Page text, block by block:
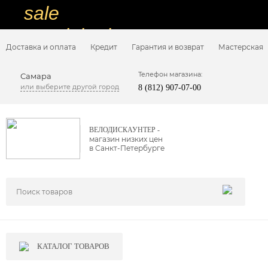
sale
special price
ну очень
вот дешево
sale
надо брать
Доставка и оплата Кредит Гарантия и возврат Мастерская
Самара
или выберите другой город
Телефон магазина:
8 (812) 907-07-00
ВЕЛОДИСКАУНТЕР -
магазин низких цен
в Санкт-Петербурге
КАТАЛОГ ТОВАРОВ